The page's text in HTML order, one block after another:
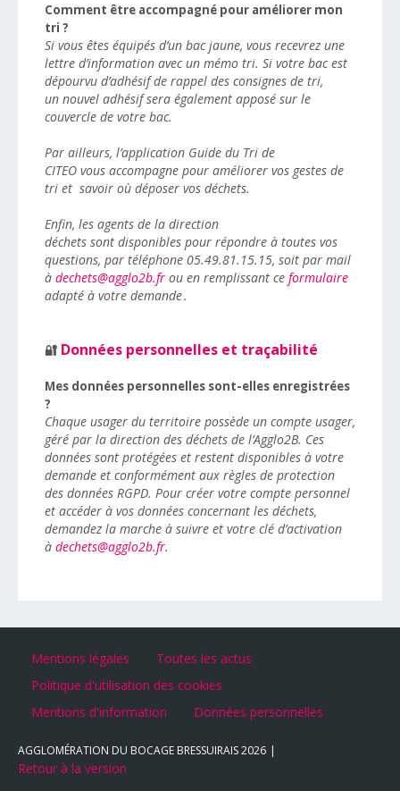
Comment être accompagné pour améliorer mon
tri ?
Si vous êtes équipés d’un bac jaune, vous recevrez une
lettre d’information avec un mémo tri. Si votre bac est
dépourvu d’adhésif de rappel des consignes de tri,
un nouvel adhésif sera également apposé sur le
couvercle de votre bac.
Par ailleurs, l’application Guide du Tri de
CITEO vous accompagne pour améliorer vos gestes de
tri et savoir où déposer vos déchets.
Enfin, les agents de la direction
déchets sont disponibles pour répondre à toutes vos
questions, par téléphone 05.49.81.15.15, soit par mail
à dechets@agglo2b.fr ou en remplissant ce formulaire
adapté à votre demande .
🔐 Données personnelles et traçabilité
Mes données personnelles sont-elles enregistrées
?
Chaque usager du territoire possède un compte usager,
géré par la direction des déchets de l’Agglo2B. Ces
données sont protégées et restent disponibles à votre
demande et conformément aux règles de protection
des données RGPD. Pour créer votre compte personnel
et accéder à vos données concernant les déchets,
demandez la marche à suivre et votre clé d’activation
à dechets@agglo2b.fr.
Mentions légales
Toutes les actus
Politique d'utilisation des cookies
Mentions d'information
Données personnelles
AGGLOMÉRATION DU BOCAGE BRESSUIRAIS2026
Retour à la version